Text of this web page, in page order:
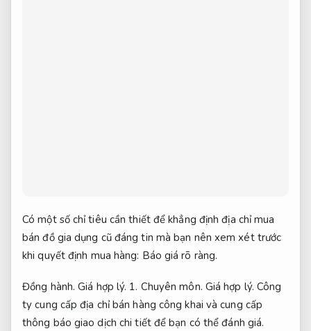
Có một số chỉ tiêu cần thiết để khẳng định địa chỉ mua
bán đồ gia dụng cũ đáng tin mà bạn nên xem xét trước
khi quyết định mua hàng: Báo giá rõ ràng.
Đồng hành. Giá hợp lý. 1. Chuyên môn. Giá hợp lý. Công
ty cung cấp địa chỉ bán hàng công khai và cung cấp
thông báo giao dịch chi tiết để bạn có thể đánh giá.